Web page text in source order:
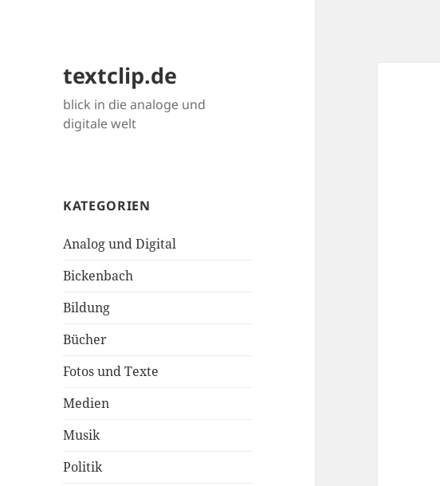
textclip.de
blick in die analoge und
digitale welt
KATEGORIEN
Analog und Digital
Bickenbach
Bildung
Bücher
Fotos und Texte
Medien
Musik
Politik